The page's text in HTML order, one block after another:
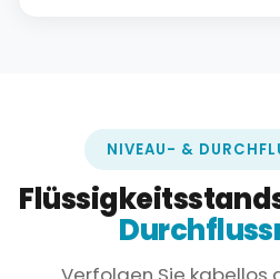
NIVEAU- &